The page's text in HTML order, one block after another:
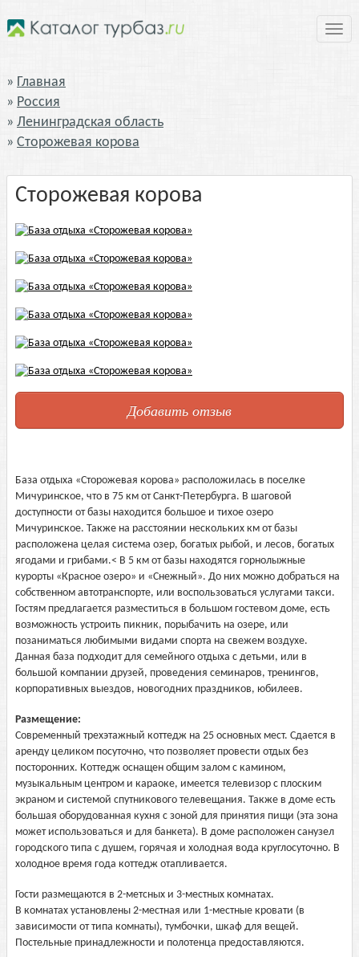
Главная
Россия
Ленинградская область
Сторожевая корова
Сторожевая корова
Добавить отзыв
База отдыха «Сторожевая корова» расположилась в поселке
Мичуринское, что в 75 км от Санкт-Петербурга. В шаговой
доступности от базы находится большое и тихое озеро
Мичуринское. Также на расстоянии нескольких км от базы
расположена целая система озер, богатых рыбой, и лесов, богатых
ягодами и грибами.< В 5 км от базы находятся горнолыжные
курорты «Красное озеро» и «Снежный». До них можно добраться на
собственном автотранспорте, или воспользоваться услугами такси.
Гостям предлагается разместиться в большом гостевом доме, есть
возможность устроить пикник, порыбачить на озере, или
позаниматься любимыми видами спорта на свежем воздухе.
Данная база подходит для семейного отдыха с детьми, или в
большой компании друзей, проведения семинаров, тренингов,
корпоративных выездов, новогодних праздников, юбилеев.
Размещение:
Современный трехэтажный коттедж на 25 основных мест. Сдается в
аренду целиком посуточно, что позволяет провести отдых без
посторонних. Коттедж оснащен общим залом с камином,
музыкальным центром и караоке, имеется телевизор с плоским
экраном и системой спутникового телевещания. Также в доме есть
большая оборудованная кухня с зоной для принятия пищи (эта зона
может использоваться и для банкета). В доме расположен санузел
городского типа с душем, горячая и холодная вода круглосуточно. В
холодное время года коттедж отапливается.
Гости размещаются в 2-метсных и 3-местных комнатах.
В комнатах установлены 2-местная или 1-местные кровати (в
зависимости от типа комнаты), тумбочки, шкаф для вещей.
Постельные принадлежности и полотенца предоставляются.